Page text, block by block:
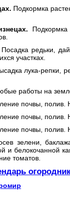
Подкормка
Подкормка
Посадка редьки,
участках.
лука-репки,
работы на
почвы, полив.
почвы, полив.
почвы, полив.
зелени,
и белокочанной
томатов.